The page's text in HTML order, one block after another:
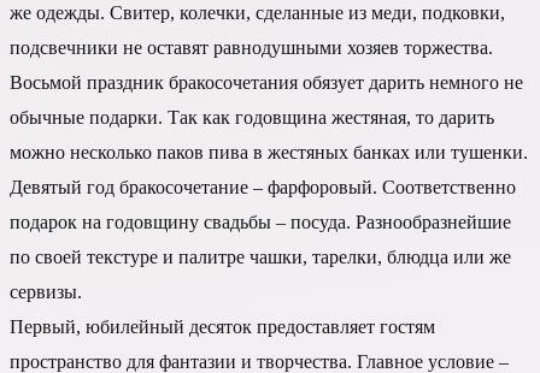
же одежды. Свитер, колечки, сделанные из меди, подковки,
подсвечники не оставят равнодушными хозяев торжества.
Восьмой праздник бракосочетания обязует дарить немного не
обычные подарки. Так как годовщина жестяная, то дарить
можно несколько паков пива в жестяных банках или тушенки.
Девятый год бракосочетание – фарфоровый. Соответственно
подарок на годовщину свадьбы – посуда. Разнообразнейшие
по своей текстуре и палитре чашки, тарелки, блюдца или же
сервизы.
Первый, юбилейный десяток предоставляет гостям
пространство для фантазии и творчества. Главное условие –